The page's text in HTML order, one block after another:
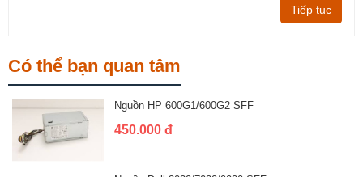
Tiếp tục
Có thể bạn quan tâm
Nguồn HP 600G1/600G2 SFF
450.000 đ